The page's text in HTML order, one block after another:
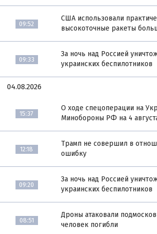
09:52
США использовали
высокоточные ракеты
09:33
За ночь над Россией
украинских беспилотников
04.08.2026
15:37
О ходе спецоперации на
Минобороны РФ на 4
12:18
Трамп не совершил в
ошибку
09:20
За ночь над Россией
украинских беспилотников
08:51
Дроны атаковали
человек погибли